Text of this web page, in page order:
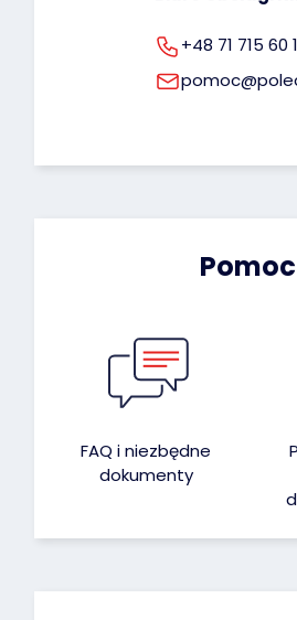
+48 71 715 60
Pomoc
FAQ i niezbędne
dokumenty